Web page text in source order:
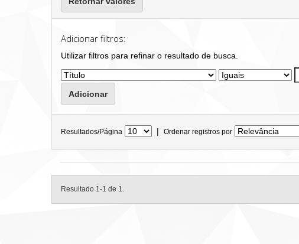
Adicionar filtros:
Utilizar filtros para refinar o resultado de busca.
Resultados/Página | Ordenar registros por
Resultado 1-1 de 1.